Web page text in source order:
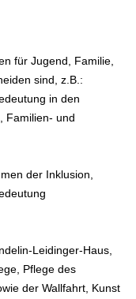
für Jugend, Familie,
sind, z.B.:
in den
Familien- und
der Inklusion,
Leidinger-Haus,
Pflege des
der Wallfahrt, Kunst